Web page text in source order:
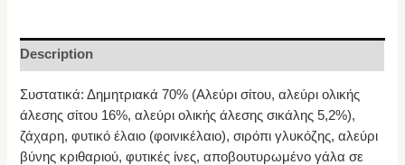
Description
Συστατικά: Δημητριακά 70% (Αλεύρι σίτου, αλεύρι ολικής
άλεσης σίτου 16%, αλεύρι ολικής άλεσης σικάλης 5,2%),
ζάχαρη, φυτικό έλαιο (φοινικέλαιο), σιρόπι γλυκόζης, αλεύρι
βύνης κριθαριού, φυτικές ίνες, αποβουτυρωμένο γάλα σε